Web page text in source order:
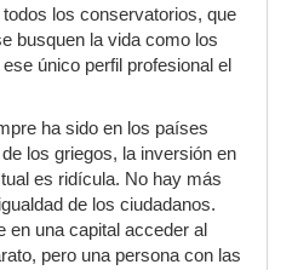
los conservatorios, que
busquen la vida como los
único perfil profesional el
ha sido en los países
los griegos, la inversión en
es ridícula. No hay más
de los ciudadanos.
en una capital acceder al
pero una persona con las